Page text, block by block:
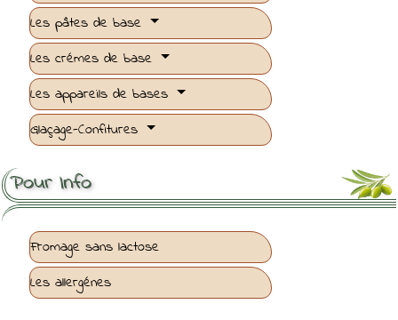
Les pâtes de base
Les crémes de base
Les appareils de bases
Glaçage-Confitures
Pour Info
Fromage sans lactose
Les allergénes